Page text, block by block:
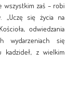
wszystkim zaś – robi
się życia na
odwiedzania
wydarzeniach się
kadzideł, z wielkim